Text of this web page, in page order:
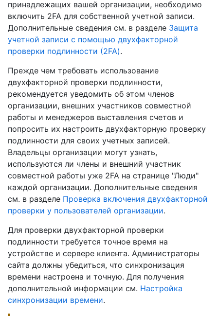
принадлежащих вашей организации, необходимо
включить 2FA для собственной учетной записи.
Дополнительные сведения см. в разделе Защита
учетной записи с помощью двухфакторной
проверки подлинности (2FA).
Прежде чем требовать использование
двухфакторной проверки подлинности,
рекомендуется уведомить об этом членов
организации, внешних участников совместной
работы и менеджеров выставления счетов и
попросить их настроить двухфакторную проверку
подлинности для своих учетных записей.
Владельцы организации могут узнать,
используются ли члены и внешний участник
совместной работы уже 2FA на странице "Люди"
каждой организации. Дополнительные сведения
см. в разделе Проверка включения двухфакторной
проверки у пользователей организации.
Для проверки двухфакторной проверки
подлинности требуется точное время на
устройстве и сервере клиента. Администраторы
сайта должны убедиться, что синхронизация
времени настроена и точную. Для получения
дополнительной информации см. Настройка
синхронизации времени.